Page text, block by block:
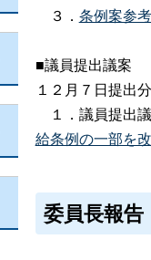
３． 条例案参
■議員提出議案
１２月７日提出分
１．議員提出
給条例の一部を
委員長報告